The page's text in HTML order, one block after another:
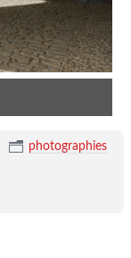
photographies